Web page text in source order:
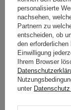
personalisierte
nachsehen,
Partnern zu
entscheiden, ob
den
Einwilligung
Ihrem Browser
unter